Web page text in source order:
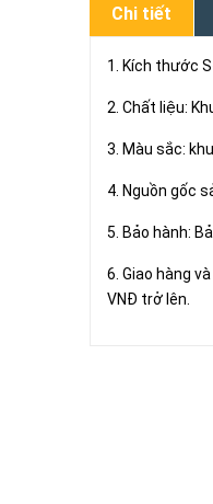
Chi tiết
1. Kích thước
2. Chất liệu:
3. Màu sắc:
4. Nguồn gốc
5. Bảo hành:
6. Giao hàng
VNĐ trở lên.